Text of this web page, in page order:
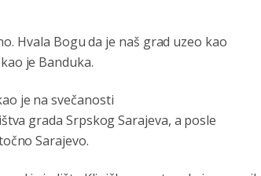
Hvala Bogu da je naš grad uzeo kao
je Banduka.
je na svečanosti
grada Srpskog Sarajeva, a posle
Sarajevo.